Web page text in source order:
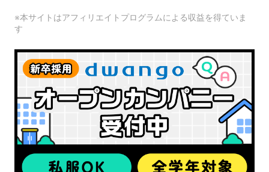
※本サイトはアフィリエイトプログラムによる収益を得ていま
す